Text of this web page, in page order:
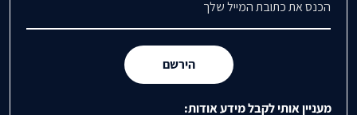
הירשם
מעניין אותי לקבל מידע אודות: